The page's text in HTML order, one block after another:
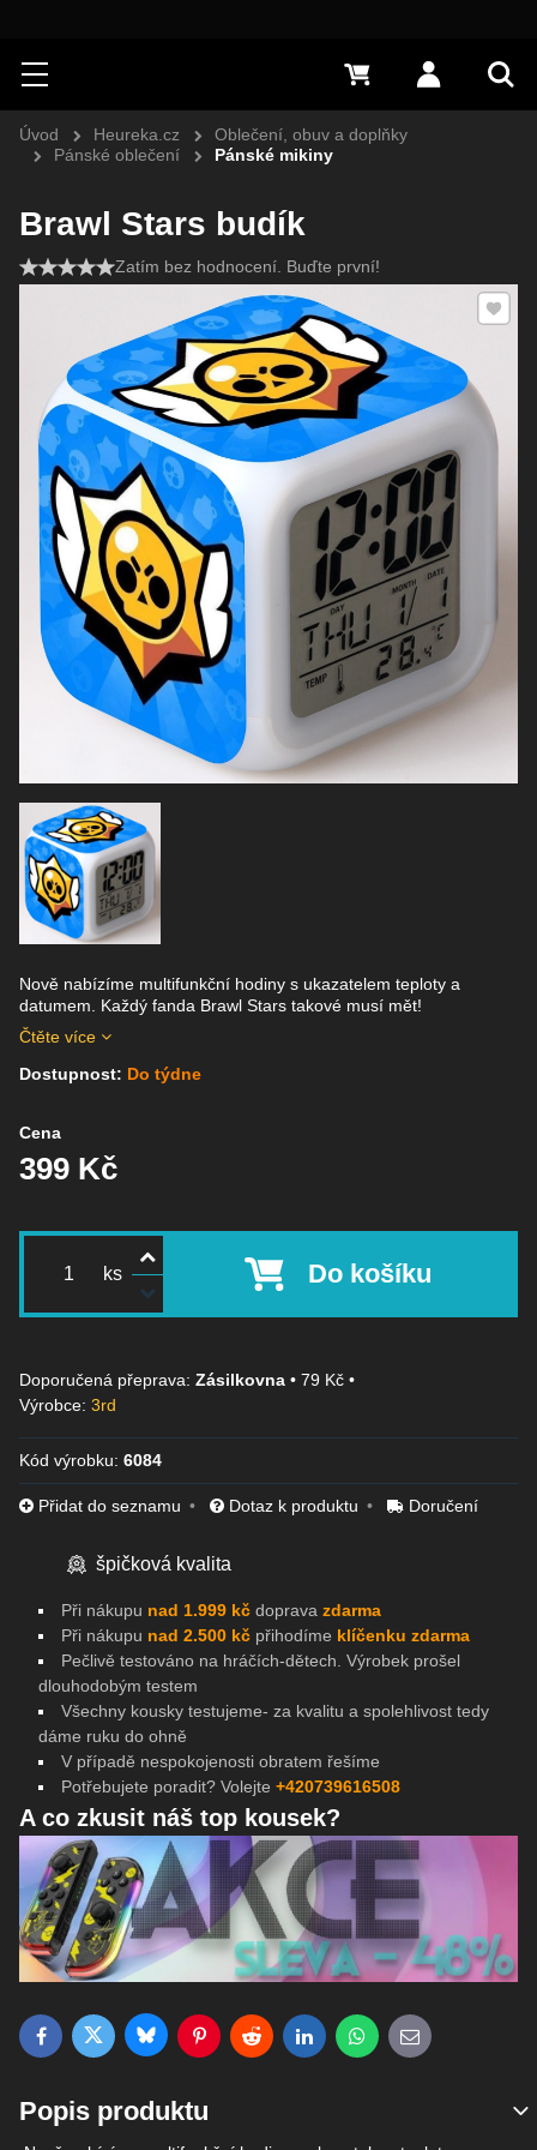
Hledat
Menu Přihlásit
0 Kč
Úvod Heureka.cz
Oblečení, obuv a doplňky
Pánské oblečení
Pánské mikiny
Brawl Stars budík
Nově nabízíme multifunkční hodiny s ukazatelem teploty a
datumem. Každý fanda Brawl Stars takové musí mět!
Čtěte více
Zatím bez hodnocení. Buďte první!
Přidat
Dostupnost: Do týdne
Cena
399 Kč
ks Do košíku
Zásilkovna • 79 Kč •
Výrobce: 3rd
Kód výrobku: 6084
Přidat do seznamu Dotaz k produktu Doručení
špičková kvalita
Při nákupu nad 1.999 kč doprava zdarma
Při nákupu nad 2.500 kč přihodíme klíčenku zdarma
Pečlivě testováno na hráčích-dětech. Výrobek prošel
dlouhodobým testem
Všechny kousky testujeme- za kvalitu a spolehlivost tedy
dáme ruku do ohně
V případě nespokojenosti obratem řešíme
Potřebujete poradit? Volejte +420739616508
A co zkusit náš top kousek?
FacebookTwitterBlueskyPinterestRedditLinkedInWhatsApp
E-mail
Popis produktu